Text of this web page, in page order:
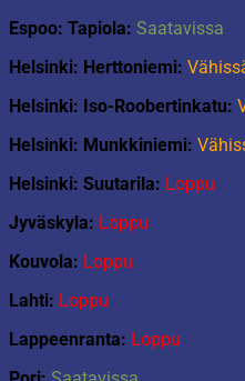
Espoo: Tapiola: Saatavissa
Helsinki: Herttoniemi:
Helsinki: Iso-Roobertinkatu:
Helsinki: Munkkiniemi:
Helsinki: Suutarila: Loppu
Jyväskyla: Loppu
Kouvola: Loppu
Lahti: Loppu
Lappeenranta: Loppu